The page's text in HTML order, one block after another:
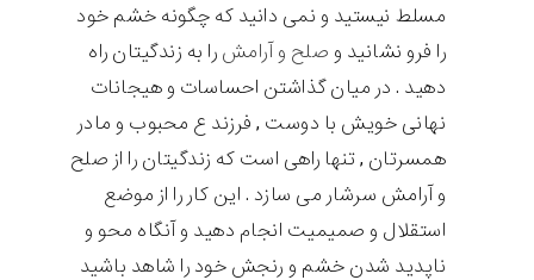
مسلط نیستید و نمی دانید که چگونه خشم خود
را فرو نشانید و صلح و آرامش را به زندگیتان راه
دهید . در میان گذاشتن احساسات و هیجانات
نهانی خویش با دوست , فرزند ع محبوب و مادر
همسرتان , تنها راهی است که زندگیتان را از صلح
و آرامش سرشار می سازد . این کار را از موضع
استقلال و صمیمیت انجام دهید و آنگاه محو و
ناپدید شدن خشم و رنجش خود را شاهد باشید